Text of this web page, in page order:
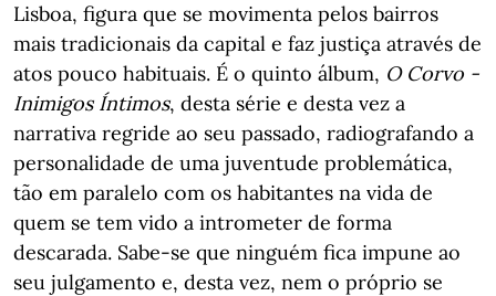
Lisboa, figura que se movimenta pelos bairros
mais tradicionais da capital e faz justiça através de
atos pouco habituais. É o quinto álbum, O Corvo -
Inimigos Íntimos, desta série e desta vez a
narrativa regride ao seu passado, radiografando a
personalidade de uma juventude problemática,
tão em paralelo com os habitantes na vida de
quem se tem vido a intrometer de forma
descarada. Sabe-se que ninguém fica impune ao
seu julgamento e, desta vez, nem o próprio se